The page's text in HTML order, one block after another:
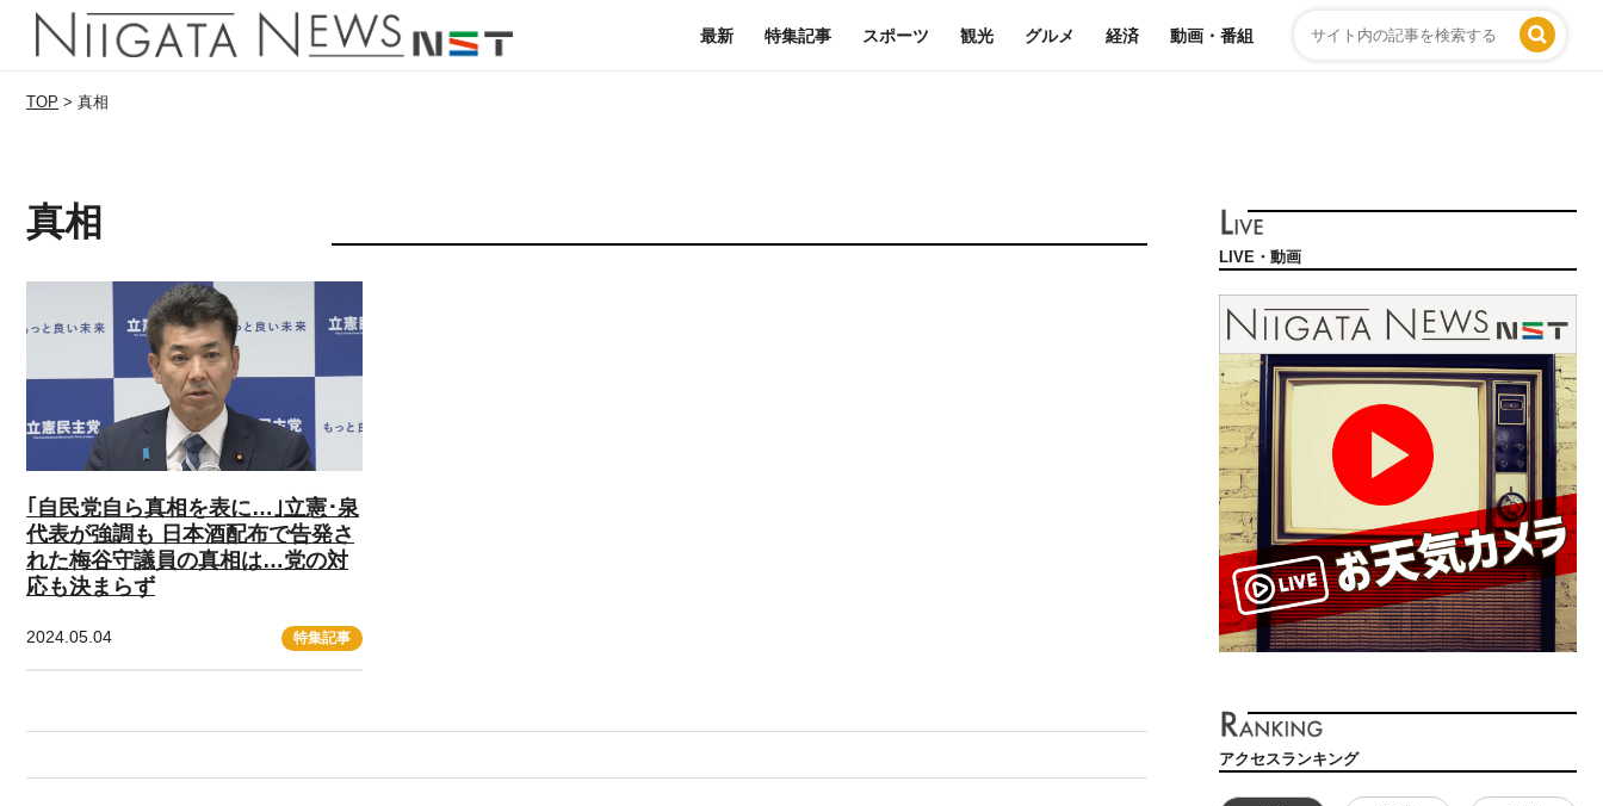
最新 特集記事 スポーツ 観光 グルメ 経済 動画・番組
TOP > 真相
真相
｢自民党自ら真相を表に…｣立憲･泉
代表が強調も 日本酒配布で告発さ
れた梅谷守議員の真相は…党の対
応も決まらず
2024.05.04 特集記事
LIVE・動画
アクセスランキング